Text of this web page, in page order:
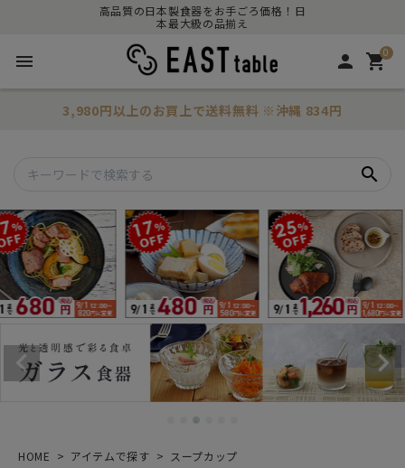
高品質の日本製食器をお手ごろ価格！日
本最大級の品揃え
menu person 0
shopping_cart
3,980円以上のお買上で送料無料 ※沖縄 834円
search
HOME アイテムで探す
スープカップ